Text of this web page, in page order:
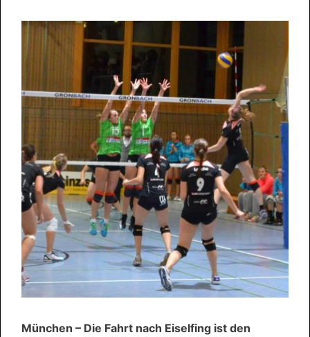
München – Die Fahrt nach Eiselfing ist den